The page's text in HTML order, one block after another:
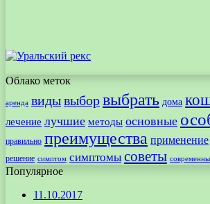
Облако меток
аренда видывыборвыбрать дома
лечение лучшие методы основные
правильно преимущества применение
решение симптом симптомы советы
Популярное
11.10.2017